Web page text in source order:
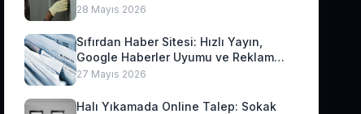
28 Mayıs 2026
Sıfırdan Haber Sitesi: Hızlı Yayın,
Google Haberler Uyumu ve Reklam
Geliri
27 Mayıs 2026
Halı Yıkamada Online Talep: Sokak